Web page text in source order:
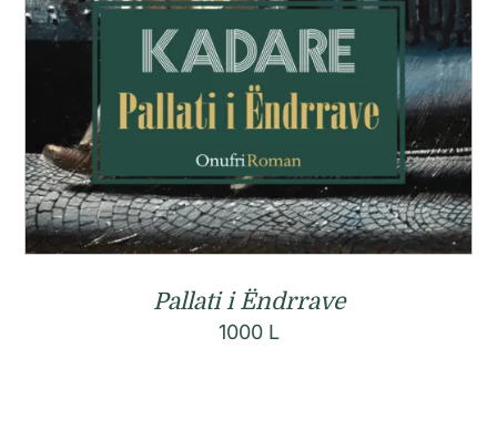
Pallati i Ëndrrave
1000 L